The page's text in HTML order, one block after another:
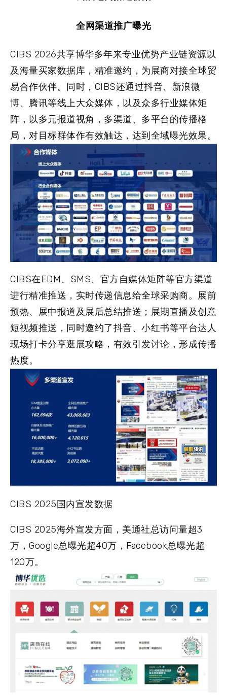
全网渠道推广曝光
CIBS 2026共享博华多年来专业优势产业链资源以
及海量买家数据库，精准邀约，为展商对接全球贸
易合作伙伴。同时，CIBS还通过抖音、新浪微
博、腾讯等线上大众媒体，以及众多行业媒体矩
阵，以多元报道视角，多渠道、多平台的传播格
局，对目标群体作有效触达，达到全域曝光效果。
CIBS在EDM、SMS、官方自媒体矩阵等官方渠道
进行精准推送，实时传递信息给全球采购商。展前
预热、展中报道及展后总结推送；展期直播及创意
短视频推送，同时邀约了抖音、小红书等平台达人
现场打卡分享逛展攻略，有效引发讨论，形成传播
热度。
CIBS 2025国内宣发数据
CIBS 2025海外宣发方面，美通社总访问量超3
万，Google总曝光超40万，Facebook总曝光超
120万。